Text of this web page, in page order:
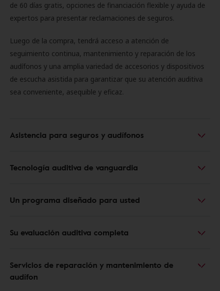
de 60 días gratis, opciones de financiación flexible y ayuda de
expertos para presentar reclamaciones de seguros.
Luego de la compra, tendrá acceso a atención de
seguimiento continua, mantenimiento y reparación de los
audífonos y una amplia variedad de accesorios y dispositivos
de escucha asistida para garantizar que su atención auditiva
sea conveniente, asequible y eficaz.
Asistencia para seguros y audífonos
Tecnología auditiva de vanguardia
Un programa diseñado para usted
Su evaluación auditiva completa
Servicios de reparación y mantenimiento de
audífon